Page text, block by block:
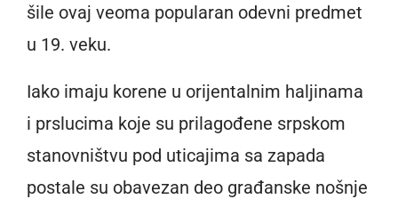
šile ovaj veoma popularan odevni predmet
u 19. veku.
Iako imaju korene u orijentalnim haljinama
i prslucima koje su prilagođene srpskom
stanovništvu pod uticajima sa zapada
postale su obavezan deo građanske nošnje